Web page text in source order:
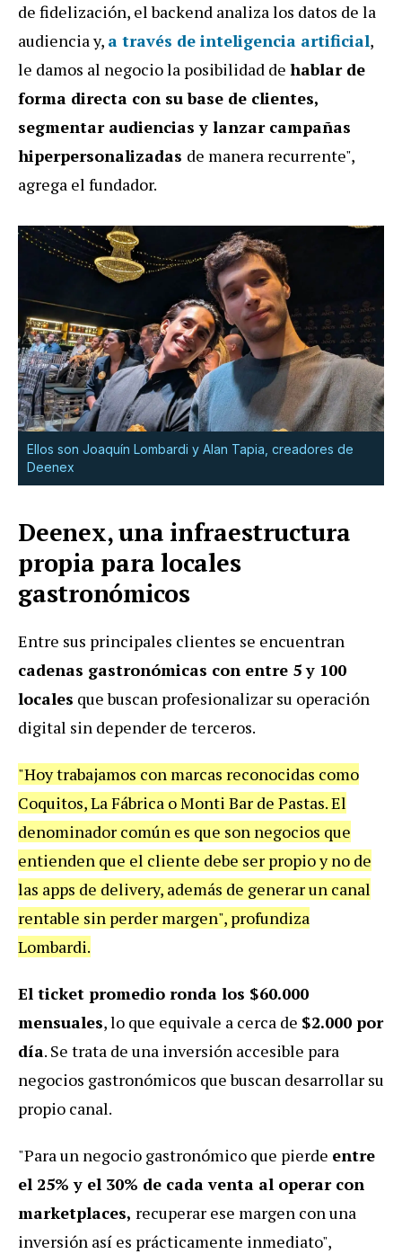
de fidelización, el backend analiza los datos de la
audiencia y, a través de inteligencia artificial,
le damos al negocio la posibilidad de hablar de
forma directa con su base de clientes,
segmentar audiencias y lanzar campañas
hiperpersonalizadas de manera recurrente",
agrega el fundador.
Ellos son Joaquín Lombardi y Alan Tapia, creadores de
Deenex
Deenex, una infraestructura
propia para locales
gastronómicos
Entre sus principales clientes se encuentran
cadenas gastronómicas con entre 5 y 100
locales que buscan profesionalizar su operación
digital sin depender de terceros.
"Hoy trabajamos con marcas reconocidas como
Coquitos, La Fábrica o Monti Bar de Pastas. El
denominador común es que son negocios que
entienden que el cliente debe ser propio y no de
las apps de delivery, además de generar un canal
rentable sin perder margen", profundiza
Lombardi.
El ticket promedio ronda los $60.000
mensuales, lo que equivale a cerca de $2.000 por
día. Se trata de una inversión accesible para
negocios gastronómicos que buscan desarrollar su
propio canal.
"Para un negocio gastronómico que pierde entre
el 25% y el 30% de cada venta al operar con
marketplaces, recuperar ese margen con una
inversión así es prácticamente inmediato",